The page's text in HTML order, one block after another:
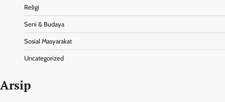
Religi
Seni & Budaya
Sosial Masyarakat
Uncategorized
Arsip